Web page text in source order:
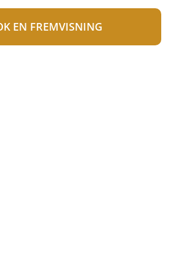
EN FREMVISNING